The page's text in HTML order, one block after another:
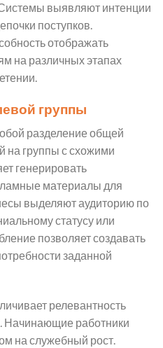
выявляют интенции
поступков.
отображать
на различных этапах
группы
разделение общей
на группы с схожими
генерировать
материалы для
выделяют аудиторию по
статусу или
позволяет создавать
заданной
релевантность
Начинающие работники
на служебный рост.